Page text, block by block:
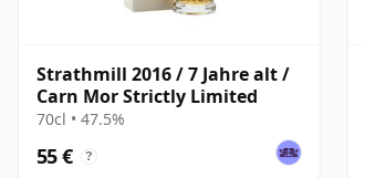
Strathmill 2016 / 7 Jahre alt /
Carn Mor Strictly Limited
70cl • 47.5%
55 € ?